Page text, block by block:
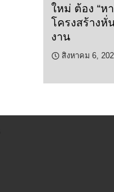
ใหม่ ต้อง “หา
โครงสร้างหั่
งาน
สิงหาคม 6,